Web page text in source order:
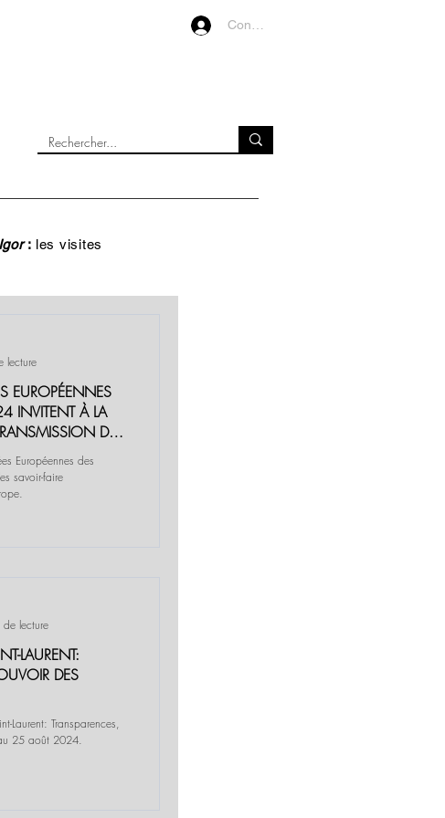
Connexion
: les visites
EUROPÉENNES
INVITENT À LA
DES
Européennes des
lecture
LAURENT:
DES
Laurent: Transparences,
25 août 2024.
lecture